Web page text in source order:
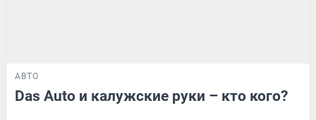
АВТО
Das Auto и калужские руки – кто кого?